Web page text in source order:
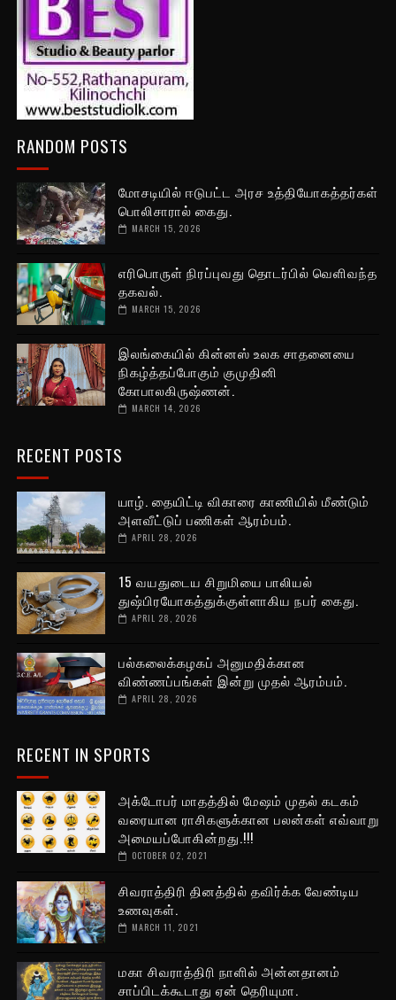
RANDOM POSTS
மோசடியில் ஈடுபட்ட அரச உத்தியோகத்தர்கள்
பொலிசாரால் கைது.
MARCH 15, 2026
எரிபொருள் நிரப்புவது தொடர்பில் வெளிவந்த
தகவல்.
MARCH 15, 2026
இலங்கையில் கின்னஸ் உலக சாதனையை
நிகழ்த்தப்போகும் குமுதினி
கோபாலகிருஷ்ணன்.
MARCH 14, 2026
RECENT POSTS
யாழ். தையிட்டி விகாரை காணியில் மீண்டும்
அளவீட்டுப் பணிகள் ஆரம்பம்.
APRIL 28, 2026
15 வயதுடைய சிறுமியை பாலியல்
துஷ்பிரயோகத்துக்குள்ளாகிய நபர் கைது.
APRIL 28, 2026
பல்கலைக்கழகப் அனுமதிக்கான
விண்ணப்பங்கள் இன்று முதல் ஆரம்பம்.
APRIL 28, 2026
RECENT IN SPORTS
அக்டோபர் மாதத்தில் மேஷம் முதல் கடகம்
வரையான ராசிகளுக்கான பலன்கள் எவ்வாறு
அமையப்போகின்றது.!!!
OCTOBER 02, 2021
சிவராத்திரி தினத்தில் தவிர்க்க வேண்டிய
உணவுகள்.
MARCH 11, 2021
மகா சிவராத்திரி நாளில் அன்னதானம்
சாப்பிடக்கூடாது ஏன் தெரியுமா.